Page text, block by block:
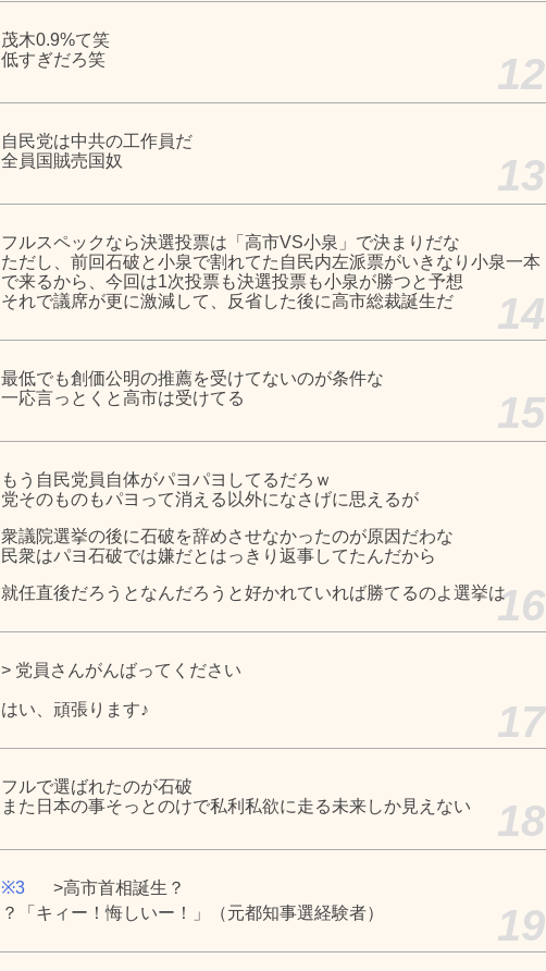
茂木0.9%て笑
低すぎだろ笑
12
自民党は中共の工作員だ
全員国賊売国奴
13
フルスペックなら決選投票は「高市VS小泉」で決まりだな
ただし、前回石破と小泉で割れてた自民内左派票がいきなり小泉一本
で来るから、今回は1次投票も決選投票も小泉が勝つと予想
それで議席が更に激減して、反省した後に高市総裁誕生だ
14
最低でも創価公明の推薦を受けてないのが条件な
一応言っとくと高市は受けてる
15
もう自民党員自体がパヨパヨしてるだろｗ
党そのものもパヨって消える以外になさげに思えるが
衆議院選挙の後に石破を辞めさせなかったのが原因だわな
民衆はパヨ石破では嫌だとはっきり返事してたんだから
就任直後だろうとなんだろうと好かれていれば勝てるのよ選挙は16
> 党員さんがんばってください
はい、頑張ります♪ 17
フルで選ばれたのが石破
また日本の事そっとのけで私利私欲に走る未来しか見えない
18
※3
>高市首相誕生？
？「キィー！悔しいー！」（元都知事選経験者）
19